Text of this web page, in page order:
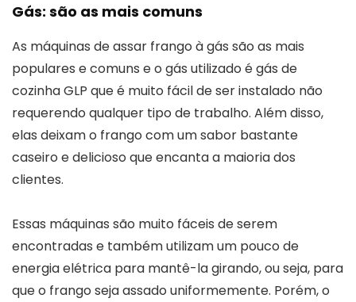
Gás: são as mais comuns
As máquinas de assar frango à gás são as mais
populares e comuns e o gás utilizado é gás de
cozinha GLP que é muito fácil de ser instalado não
requerendo qualquer tipo de trabalho. Além disso,
elas deixam o frango com um sabor bastante
caseiro e delicioso que encanta a maioria dos
clientes.
Essas máquinas são muito fáceis de serem
encontradas e também utilizam um pouco de
energia elétrica para mantê-la girando, ou seja, para
que o frango seja assado uniformemente. Porém, o